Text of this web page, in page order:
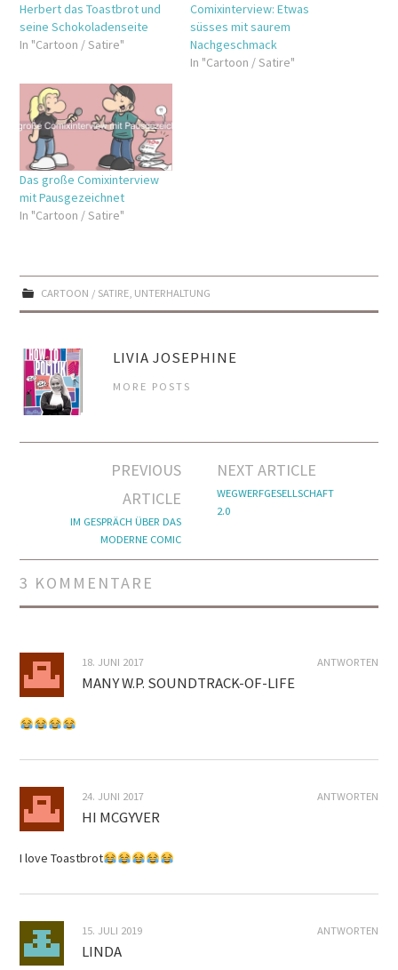
Herbert das Toastbrot und
seine Schokoladenseite
In "Cartoon / Satire"
Comixinterview: Etwas
süsses mit saurem
Nachgeschmack
In "Cartoon / Satire"
Das große Comixinterview
mit Pausgezeichnet
In "Cartoon / Satire"
CARTOON / SATIRE, UNTERHALTUNG
LIVIA JOSEPHINE
MORE POSTS
Navigation
PREVIOUS
ARTICLE
IM GESPRÄCH ÜBER DAS
MODERNE COMIC
NEXT ARTICLE
WEGWERFGESELLSCHAFT
2.0
3 KOMMENTARE
ANTWORTEN
18. JUNI 2017
MANY W.P. SOUNDTRACK-OF-LIFE
ANTWORTEN
24. JUNI 2017
HI MCGYVER
I love Toastbrot
ANTWORTEN
15. JULI 2019
LINDA